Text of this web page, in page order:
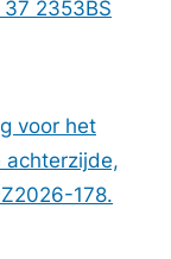
2353BS
voor het
achterzijde,
178.